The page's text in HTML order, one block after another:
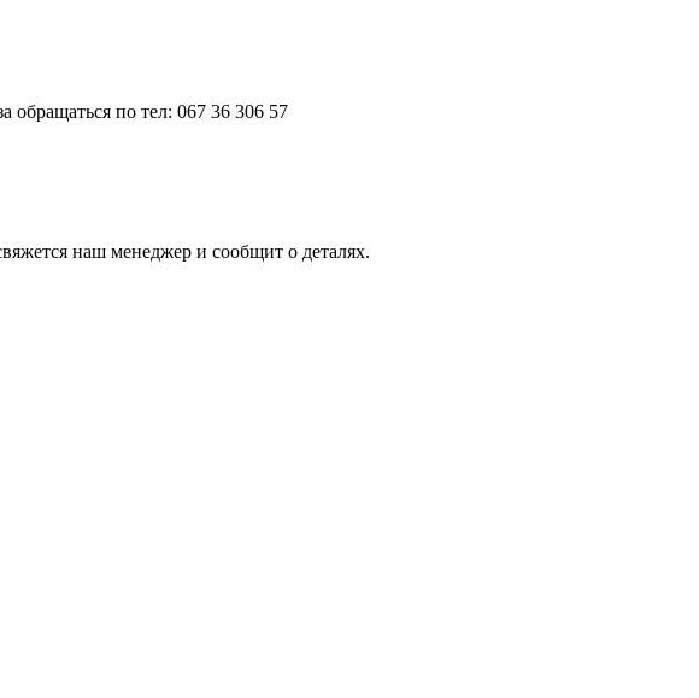
обращаться по тел: 067 36 306 57
наш менеджер и сообщит о деталях.